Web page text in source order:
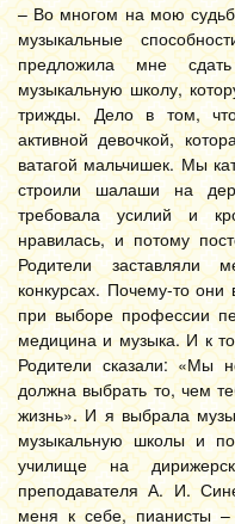
– Во многом на мою
музыкальные
предложила мне
музыкальную школу,
трижды. Дело в том,
активной девочкой,
ватагой мальчишек. Мы
строили шалаши на
требовала усилий и
нравилась, и потому
Родители заставляли
конкурсах. Почему-то
при выборе профессии
медицина и музыка. И к
Родители сказали: «Мы
должна выбрать то, чем
жизнь». И я выбрала
музыкальную школы и
училище на
преподавателя А. И.
меня к себе, пианисты